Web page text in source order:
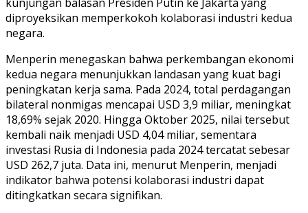
diproyeksikan memperkokoh kolaborasi industri kedua
negara.
Menperin menegaskan bahwa perkembangan ekonomi
kedua negara menunjukkan landasan yang kuat bagi
peningkatan kerja sama. Pada 2024, total perdagangan
bilateral nonmigas mencapai USD 3,9 miliar, meningkat
18,69% sejak 2020. Hingga Oktober 2025, nilai tersebut
kembali naik menjadi USD 4,04 miliar, sementara
investasi Rusia di Indonesia pada 2024 tercatat sebesar
USD 262,7 juta. Data ini, menurut Menperin, menjadi
indikator bahwa potensi kolaborasi industri dapat
ditingkatkan secara signifikan.